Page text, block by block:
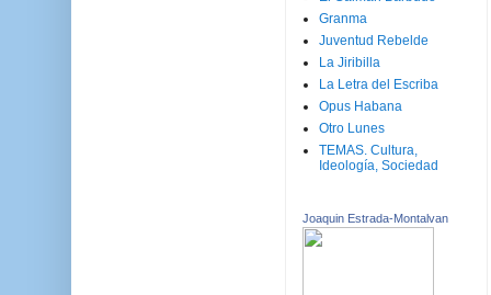
Granma
Juventud Rebelde
La Jiribilla
La Letra del Escriba
Opus Habana
Otro Lunes
TEMAS. Cultura,
Ideología, Sociedad
Joaquin Estrada-Montalvan